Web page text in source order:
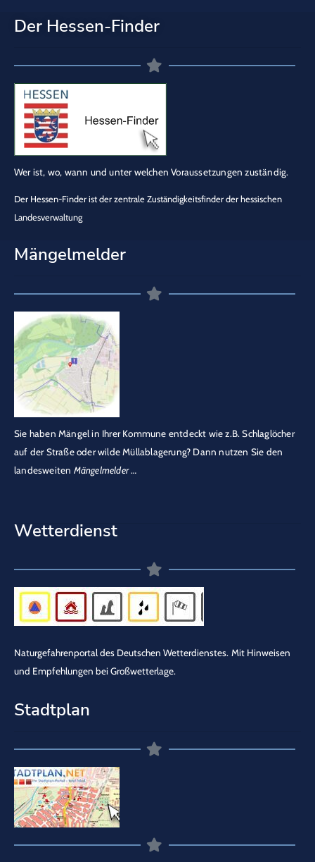
Der Hessen-Finder
Wer ist, wo, wann und unter welchen Voraussetzungen zuständig.
Der Hessen-Finder ist der zentrale Zuständigkeitsfinder der hessischen
Landesverwaltung
Mängelmelder
Sie haben Mängel in Ihrer Kommune entdeckt wie z.B. Schlaglöcher
auf der Straße oder wilde Müllablagerung? Dann nutzen Sie den
landesweiten Mängelmelder…
Wetterdienst
Naturgefahrenportal des Deutschen Wetterdienstes. Mit Hinweisen
und Empfehlungen bei Großwetterlage.
Stadtplan